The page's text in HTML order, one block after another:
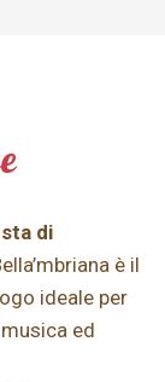
di
è il
ideale per
ed